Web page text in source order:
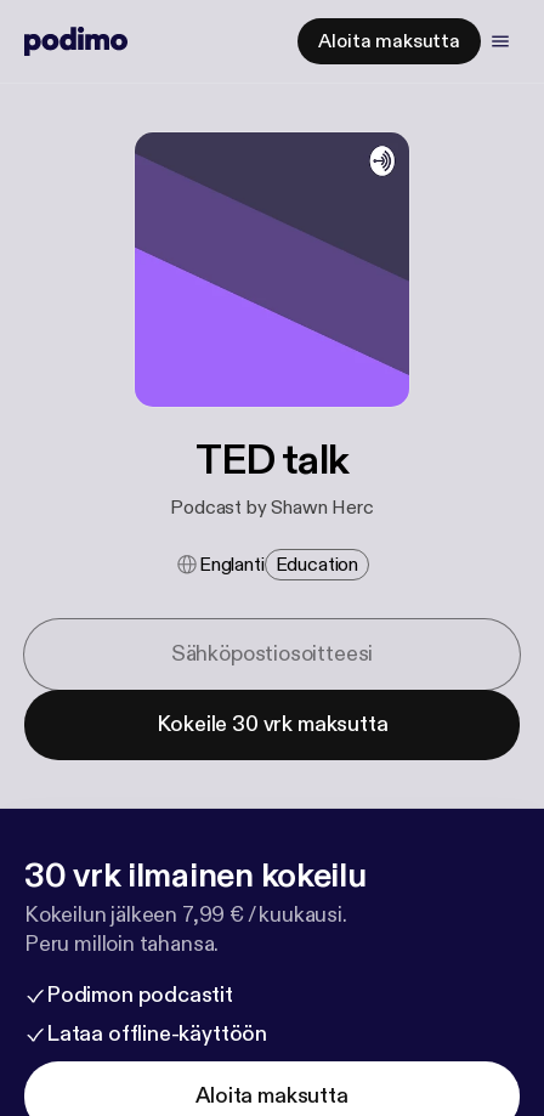
Aloita maksutta
TED talk
Podcast by Shawn Herc
Englanti Education
Kokeile 30 vrk maksutta
30 vrk ilmainen kokeilu
Kokeilun jälkeen 7,99 € / kuukausi.
Peru milloin tahansa.
Podimon podcastit
Lataa offline-käyttöön
Aloita maksutta